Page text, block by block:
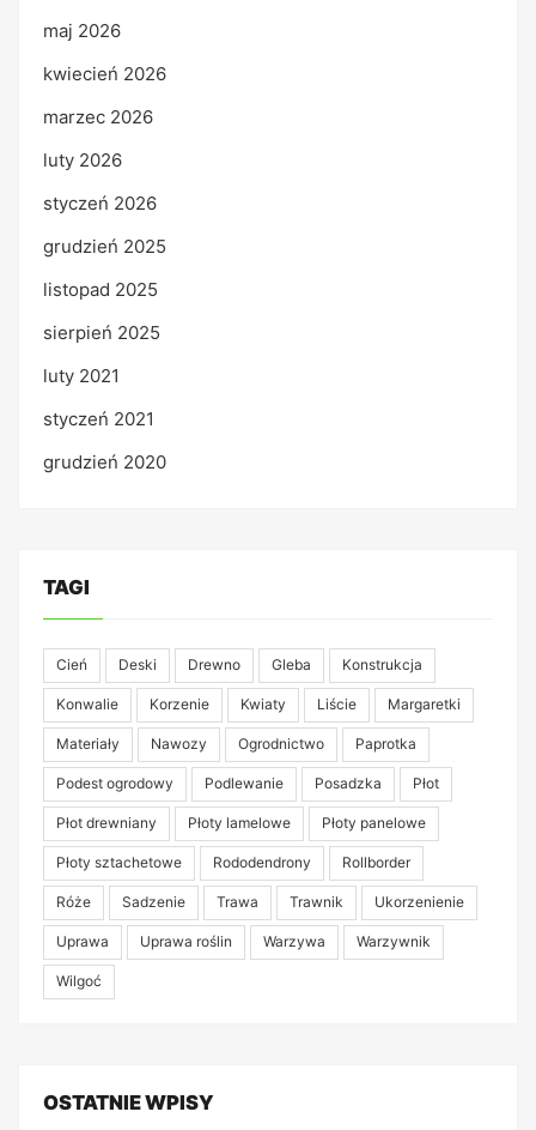
maj 2026
kwiecień 2026
marzec 2026
luty 2026
styczeń 2026
grudzień 2025
listopad 2025
sierpień 2025
luty 2021
styczeń 2021
grudzień 2020
TAGI
Cień Deski Drewno Gleba Konstrukcja
Konwalie Korzenie Kwiaty Liście Margaretki
Materiały Nawozy Ogrodnictwo Paprotka
Podest ogrodowy Podlewanie Posadzka Płot
Płot drewniany Płoty lamelowe Płoty panelowe
Płoty sztachetowe Rododendrony Rollborder
Róże Sadzenie Trawa Trawnik Ukorzenienie
Uprawa Uprawa roślin Warzywa Warzywnik
Wilgoć
OSTATNIE WPISY